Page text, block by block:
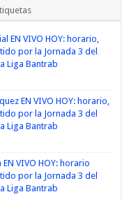
EN VIVO HOY: horario,
por la Jornada 3 del
Liga Bantrab
EN VIVO HOY: horario,
por la Jornada 3 del
Liga Bantrab
VIVO HOY: horario
por la Jornada 3 del
Liga Bantrab